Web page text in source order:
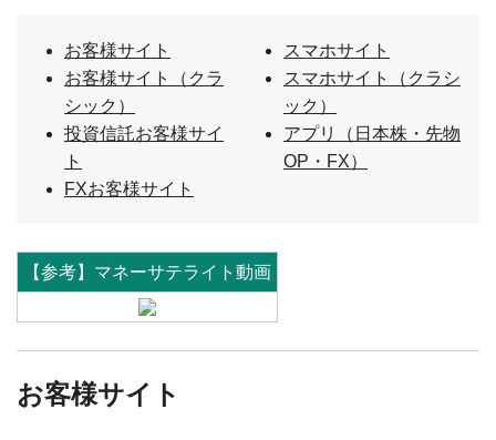
お客様サイト
お客様サイト（クラ
シック）
投資信託お客様サイ
ト
FXお客様サイト
スマホサイト
スマホサイト（クラシ
ック）
アプリ（日本株・先物
OP・FX）
【参考】マネーサテライト動画
お客様サイト